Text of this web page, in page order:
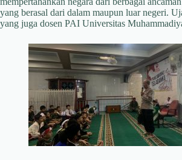
yang berasal dari dalam maupun luar negeri.
yang juga dosen PAI Universitas